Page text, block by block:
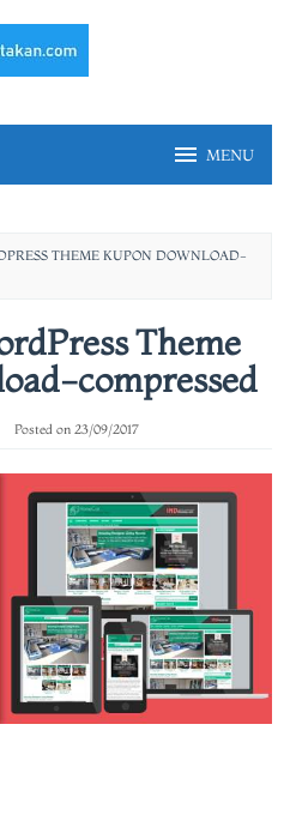
MENU
THEME KUPON DOWNLOAD-
Theme
compressed
Posted on 23/09/2017